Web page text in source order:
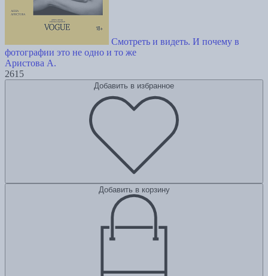
Смотреть и видеть. И почему в
фотографии это не одно и то же
Аристова А.
2615
Добавить в избранное
Добавить в корзину